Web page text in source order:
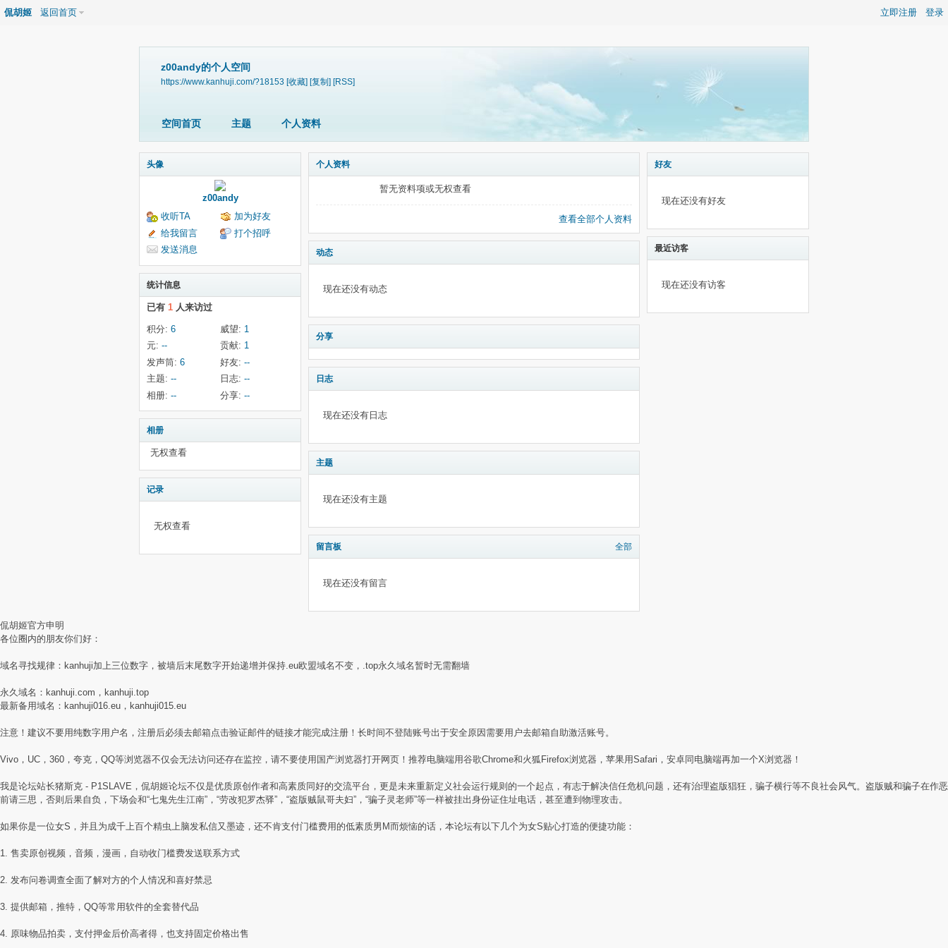
立即注册 登录
侃胡姬 返回首页
z00andy的个人空间
https://www.kanhuji.com/?18153 [收藏] [复制] [RSS]
空间首页 主题 个人资料
头像
z00andy
收听TA
加为好友
给我留言
打个招呼
发送消息
统计信息
已有 1 人来访过
积分: 6 威望: 1
元: -- 贡献: 1
发声筒: 6 好友: --
主题: -- 日志: --
相册: -- 分享: --
相册
无权查看
记录
无权查看
个人资料
暂无资料项或无权查看
查看全部个人资料
动态
现在还没有动态
分享
日志
现在还没有日志
主题
现在还没有主题
留言板 全部
现在还没有留言
好友
现在还没有好友
最近访客
现在还没有访客
侃胡姬官方申明
各位圈内的朋友你们好：
域名寻找规律：kanhuji加上三位数字，被墙后末尾数字开始递增并保持.eu欧盟域名不变，.top永久域名暂时无需翻墙
永久域名：kanhuji.com，kanhuji.top
最新备用域名：kanhuji016.eu，kanhuji015.eu
注意！建议不要用纯数字用户名，注册后必须去邮箱点击验证邮件的链接才能完成注册！长时间不登陆账号出于安全原因需要用户去邮箱自助激活账号。
Vivo，UC，360，夸克，QQ等浏览器不仅会无法访问还存在监控，请不要使用国产浏览器打开网页！推荐电脑端用谷歌Chrome和火狐Firefox浏览器，苹果用Safari，安卓同电脑端再加一个X浏览器！
我是论坛站长猪斯克 - P1SLAVE，侃胡姬论坛不仅是优质原创作者和高素质同好的交流平台，更是未来重新定义社会运行规则的一个起点，有志于解决信任危机问题，还有治理盗版猖狂，骗子横行等不良社会风气。盗版贼和骗子在作恶
前请三思，否则后果自负，下场会和“七鬼先生江南”，“劳改犯罗杰驿”，“盗版贼鼠哥夫妇”，“骗子灵老师”等一样被挂出身份证住址电话，甚至遭到物理攻击。
如果你是一位女S，并且为成千上百个精虫上脑发私信又墨迹，还不肯支付门槛费用的低素质男M而烦恼的话，本论坛有以下几个为女S贴心打造的便捷功能：
1. 售卖原创视频，音频，漫画，自动收门槛费发送联系方式
2. 发布问卷调查全面了解对方的个人情况和喜好禁忌
3. 提供邮箱，推特，QQ等常用软件的全套替代品
4. 原味物品拍卖，支付押金后价高者得，也支持固定价格出售